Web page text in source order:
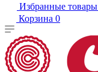
Избранные товары
Корзина 0